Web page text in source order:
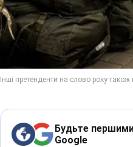
Будьте першими
Google